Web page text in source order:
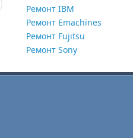
Ремонт IBM
Ремонт Emachines
Ремонт Fujitsu
Ремонт Sony